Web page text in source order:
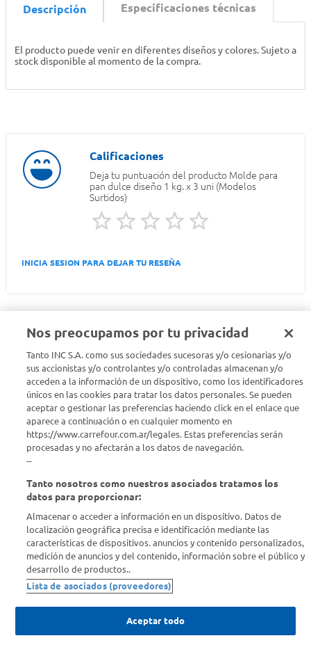
Descripción Especificaciones técnicas
El producto puede venir en diferentes diseños y colores. Sujeto a
stock disponible al momento de la compra.
Deja tu puntuación del producto Molde para
pan dulce diseño 1 kg. x 3 uni (Modelos
Surtidos)
INICIA SESION PARA DEJAR TU RESEÑA
Seguinos en :
Estamos para ayudarte
¿Tenés una consulta? Comunicate con nosotrosacá
Descubrí Carrefour
Conocenos
Info útil
Comprá Online
Enterate de nuestras ofertas
Dejanos tu mail para recibir todas las ofertas y promociones antes
que nadie.
Nos preocupamos por tu privacidad
Tanto INC S.A. como sus sociedades sucesoras y/o cesionarias y/o
sus accionistas y/o controlantes y/o controladas almacenan y/o
acceden a la información de un dispositivo, como los identificadores
únicos en las cookies para tratar los datos personales. Se pueden
aceptar o gestionar las preferencias haciendo click en el enlace que
aparece a continuación o en cualquier momento en
https://www.carrefour.com.ar/legales. Estas preferencias serán
procesadas y no afectarán a los datos de navegación.
--
Tanto nosotros como nuestros asociados tratamos los
datos para proporcionar:
Almacenar o acceder a información en un dispositivo. Datos de
localización geográfica precisa e identificación mediante las
características de dispositivos. anuncios y contenido personalizados,
medición de anuncios y del contenido, información sobre el público y
desarrollo de productos..
Lista de asociados (proveedores)
Aceptar todo